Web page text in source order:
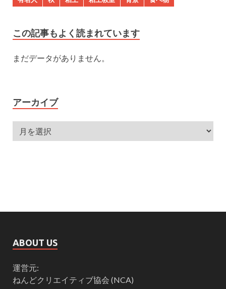
この記事もよく読まれています
まだデータがありません。
アーカイブ
ABOUT US
運営元:
ねんどクリエイティブ協会 (NCA)